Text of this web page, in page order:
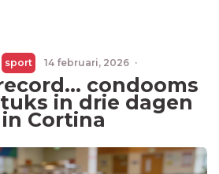
sport 14 februari, 2026 ·
condooms
in drie dagen
Cortina